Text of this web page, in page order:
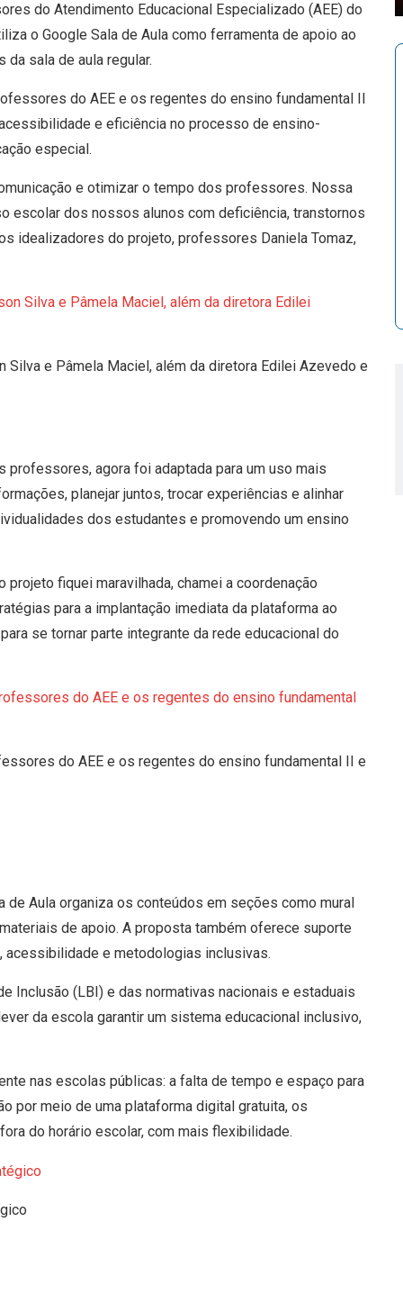
do Atendimento Educacional Especializado (AEE) do
o Google Sala de Aula como ferramenta de apoio ao
sala de aula regular.
do AEE e os regentes do ensino fundamental II
e eficiência no processo de ensino-
especial.
e otimizar o tempo dos professores. Nossa
escolar dos nossos alunos com deficiência, transtornos
idealizadores do projeto, professores Daniela Tomaz,
e Pâmela Maciel, além da diretora Edilei Azevedo e
agora foi adaptada para um uso mais
planejar juntos, trocar experiências e alinhar
dos estudantes e promovendo um ensino
fiquei maravilhada, chamei a coordenação
para a implantação imediata da plataforma ao
se tornar parte integrante da rede educacional do
do AEE e os regentes do ensino fundamental II e
Aula organiza os conteúdos em seções como mural
de apoio. A proposta também oferece suporte
acessibilidade e metodologias inclusivas.
Inclusão (LBI) e das normativas nacionais e estaduais
da escola garantir um sistema educacional inclusivo,
nas escolas públicas: a falta de tempo e espaço para
por meio de uma plataforma digital gratuita, os
do horário escolar, com mais flexibilidade.